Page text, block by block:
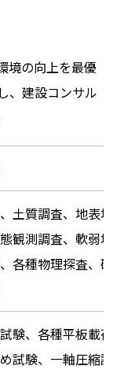
境の向上を最優
、建設コンサル
土質調査、地表地質
観測調査、軟弱地盤
各種物理探査、磁気
験、各種平板載荷試
試験、一軸圧縮試